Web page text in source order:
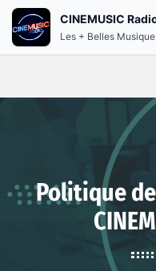
Politique
CINEMUSIC